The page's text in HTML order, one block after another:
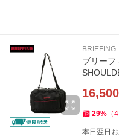
BRIEFING
ブリーフ
16,500
29% （
本日翌日